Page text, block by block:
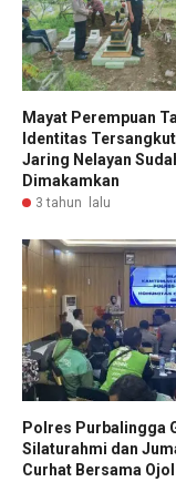
Mayat Perempuan
Identitas
Jaring Nelayan
Dimakamkan
3 tahun lalu
Polres Purbalingga
Silaturahmi dan
Curhat Bersama Ojol